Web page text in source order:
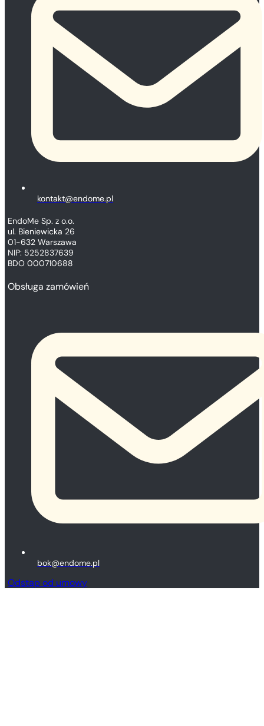
kontakt@endome.pl
EndoMe Sp. z o.o.
ul. Bieniewicka 26
01-632 Warszawa
NIP: 5252837639
BDO 000710688
Obsługa zamówień
bok@endome.pl
Odstąp od umowy